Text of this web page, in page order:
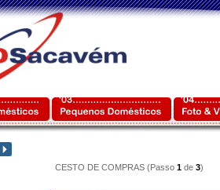
CESTO DE COMPRAS (Passo 1de 3)